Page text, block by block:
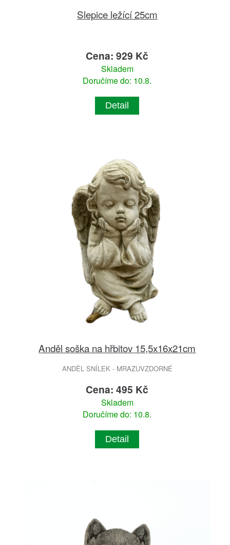
Slepice ležící 25cm
Cena: 929 Kč
Skladem
Doručíme do: 10.8.
Detail
Anděl soška na hřbitov 15,5x16x21cm
ANDĚL SNÍLEK - MRAZUVZDORNÉ
Cena: 495 Kč
Skladem
Doručíme do: 10.8.
Detail